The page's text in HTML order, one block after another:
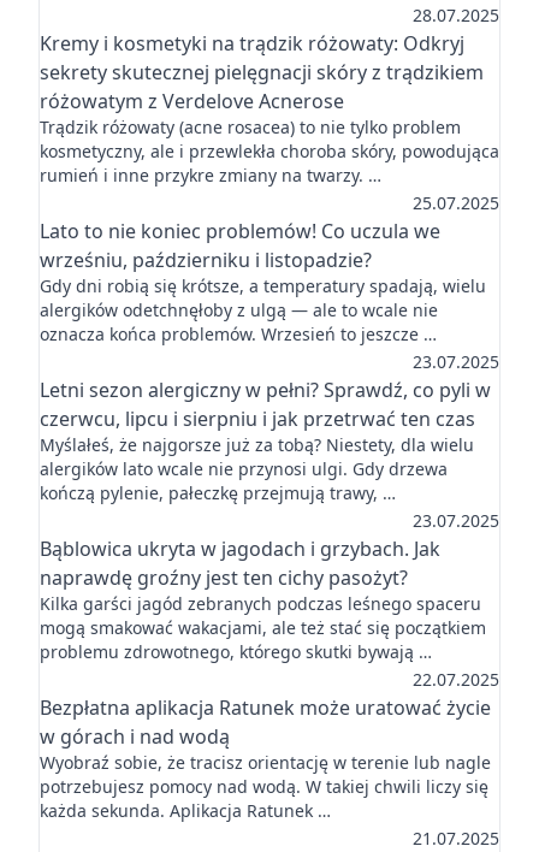
28.07.2025
Kremy i kosmetyki na trądzik różowaty: Odkryj
sekrety skutecznej pielęgnacji skóry z trądzikiem
różowatym z Verdelove Acnerose
Trądzik różowaty (acne rosacea) to nie tylko problem
kosmetyczny, ale i przewlekła choroba skóry, powodująca
rumień i inne przykre zmiany na twarzy. …
25.07.2025
Lato to nie koniec problemów! Co uczula we
wrześniu, październiku i listopadzie?
Gdy dni robią się krótsze, a temperatury spadają, wielu
alergików odetchnęłoby z ulgą — ale to wcale nie
oznacza końca problemów. Wrzesień to jeszcze …
23.07.2025
Letni sezon alergiczny w pełni? Sprawdź, co pyli w
czerwcu, lipcu i sierpniu i jak przetrwać ten czas
Myślałeś, że najgorsze już za tobą? Niestety, dla wielu
alergików lato wcale nie przynosi ulgi. Gdy drzewa
kończą pylenie, pałeczkę przejmują trawy, …
23.07.2025
Bąblowica ukryta w jagodach i grzybach. Jak
naprawdę groźny jest ten cichy pasożyt?
Kilka garści jagód zebranych podczas leśnego spaceru
mogą smakować wakacjami, ale też stać się początkiem
problemu zdrowotnego, którego skutki bywają …
22.07.2025
Bezpłatna aplikacja Ratunek może uratować życie
w górach i nad wodą
Wyobraź sobie, że tracisz orientację w terenie lub nagle
potrzebujesz pomocy nad wodą. W takiej chwili liczy się
każda sekunda. Aplikacja Ratunek …
21.07.2025